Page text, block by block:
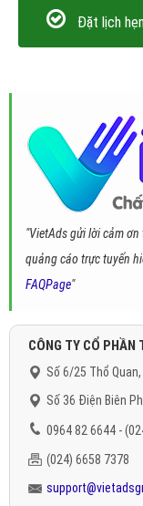
Đặt lịch
"VietAds gửi lời cảm
quảng cáo trực tuyến
FAQPage"
CÔNG TY CỔ PHẦN
Số 6/25 Thổ
Số 36 Điện Biên
0964 82 6644 -
(024) 6658 7378